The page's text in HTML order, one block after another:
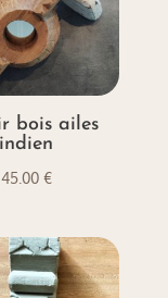
bois ailes
indien
45.00 €